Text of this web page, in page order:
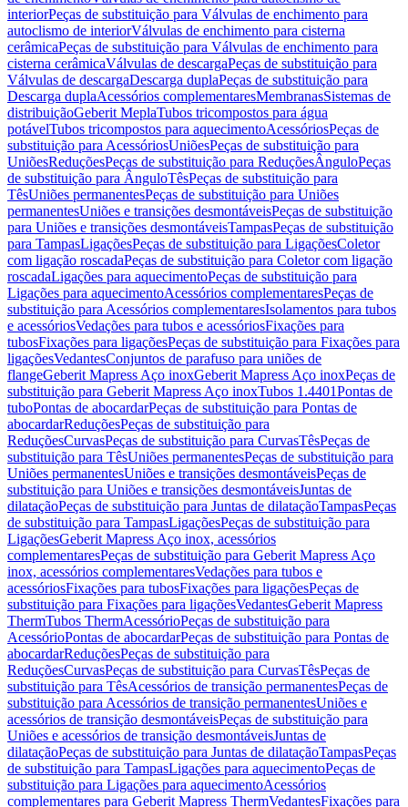
interiorPeças de substituição para Válvulas de enchimento para
autoclismo de interiorVálvulas de enchimento para cisterna
cerâmicaPeças de substituição para Válvulas de enchimento para
cisterna cerâmicaVálvulas de descargaPeças de substituição para
Válvulas de descargaDescarga duplaPeças de substituição para
Descarga duplaAcessórios complementaresMembranasSistemas de
distribuiçãoGeberit MeplaTubos tricompostos para água
potávelTubos tricompostos para aquecimentoAcessóriosPeças de
substituição para AcessóriosUniõesPeças de substituição para
UniõesReduçõesPeças de substituição para ReduçõesÂnguloPeças
de substituição para ÂnguloTêsPeças de substituição para
TêsUniões permanentesPeças de substituição para Uniões
permanentesUniões e transições desmontáveisPeças de substituição
para Uniões e transições desmontáveisTampasPeças de substituição
para TampasLigaçõesPeças de substituição para LigaçõesColetor
com ligação roscadaPeças de substituição para Coletor com ligação
roscadaLigações para aquecimentoPeças de substituição para
Ligações para aquecimentoAcessórios complementaresPeças de
substituição para Acessórios complementaresIsolamentos para tubos
e acessóriosVedações para tubos e acessóriosFixações para
tubosFixações para ligaçõesPeças de substituição para Fixações para
ligaçõesVedantesConjuntos de parafuso para uniões de
flangeGeberit Mapress Aço inoxGeberit Mapress Aço inoxPeças de
substituição para Geberit Mapress Aço inoxTubos 1.4401Pontas de
tuboPontas de abocardarPeças de substituição para Pontas de
abocardarReduçõesPeças de substituição para
ReduçõesCurvasPeças de substituição para CurvasTêsPeças de
substituição para TêsUniões permanentesPeças de substituição para
Uniões permanentesUniões e transições desmontáveisPeças de
substituição para Uniões e transições desmontáveisJuntas de
dilataçãoPeças de substituição para Juntas de dilataçãoTampasPeças
de substituição para TampasLigaçõesPeças de substituição para
LigaçõesGeberit Mapress Aço inox, acessórios
complementaresPeças de substituição para Geberit Mapress Aço
inox, acessórios complementaresVedações para tubos e
acessóriosFixações para tubosFixações para ligaçõesPeças de
substituição para Fixações para ligaçõesVedantesGeberit Mapress
ThermTubos ThermAcessórioPeças de substituição para
AcessórioPontas de abocardarPeças de substituição para Pontas de
abocardarReduçõesPeças de substituição para
ReduçõesCurvasPeças de substituição para CurvasTêsPeças de
substituição para TêsAcessórios de transição permanentesPeças de
substituição para Acessórios de transição permanentesUniões e
acessórios de transição desmontáveisPeças de substituição para
Uniões e acessórios de transição desmontáveisJuntas de
dilataçãoPeças de substituição para Juntas de dilataçãoTampasPeças
de substituição para TampasLigações para aquecimentoPeças de
substituição para Ligações para aquecimentoAcessórios
complementares para Geberit Mapress ThermVedantesFixações para